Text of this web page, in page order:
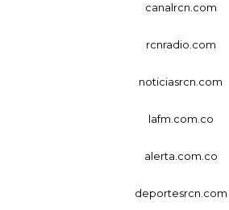
canalrcn.com
rcnradio.com
noticiasrcn.com
lafm.com.co
alerta.com.co
deportesrcn.com